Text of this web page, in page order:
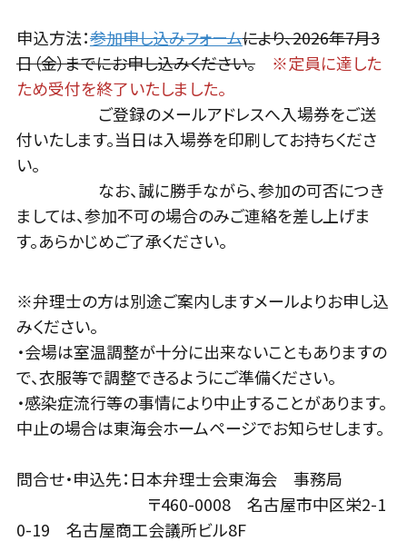
申込方法：参加申し込みフォームにより、2026年7月3
日（金）までにお申し込みください。
※定員に達した
ため受付を終了いたしました。
ご登録のメールアドレスへ入場券をご送
付いたします。当日は入場券を印刷してお持ちくださ
い。
なお、誠に勝手ながら、参加の可否につき
ましては、参加不可の場合のみご連絡を差し上げま
す。あらかじめご了承ください。
※弁理士の方は別途ご案内しますメールよりお申し込
みください。
・会場は室温調整が十分に出来ないこともありますの
で、衣服等で調整できるようにご準備ください。
・感染症流行等の事情により中止することがあります。
中止の場合は東海会ホームページでお知らせします。
問合せ・申込先：日本弁理士会東海会 事務局
〒460-0008 名古屋市中区栄2-1
0-19 名古屋商工会議所ビル8F